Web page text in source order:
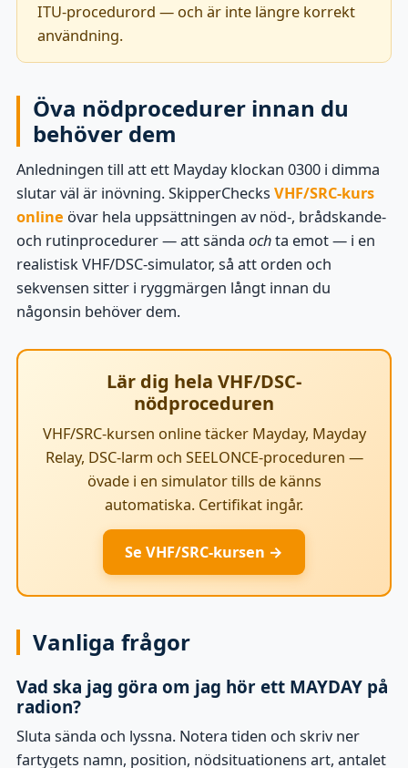
ITU-procedurord — och är inte längre korrekt
användning.
Öva nödprocedurer innan du
behöver dem
Anledningen till att ett Mayday klockan 0300 i dimma
slutar väl är inövning. SkipperChecks VHF/SRC-kurs
online övar hela uppsättningen av nöd-, brådskande-
och rutinprocedurer — att sända ochta emot — i en
realistisk VHF/DSC-simulator, så att orden och
sekvensen sitter i ryggmärgen långt innan du
någonsin behöver dem.
Lär dig hela VHF/DSC-
nödproceduren
VHF/SRC-kursen online täcker Mayday, Mayday
Relay, DSC-larm och SEELONCE-proceduren —
övade i en simulator tills de känns
automatiska. Certifikat ingår.
Se VHF/SRC-kursen →
Vanliga frågor
Vad ska jag göra om jag hör ett MAYDAY på
radion?
Sluta sända och lyssna. Notera tiden och skriv ner
fartygets namn, position, nödsituationens art, antalet